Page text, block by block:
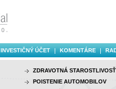
INVESTIČNÝ ÚČET KOMENTÁRE
ZDRAVOTNÁ STAROSTLIVOSŤ
POISTENIE AUTOMOBILOV